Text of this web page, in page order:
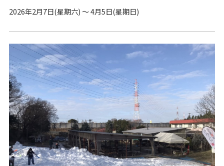
2026年2月7日(星期六) ～ 4月5日(星期日)